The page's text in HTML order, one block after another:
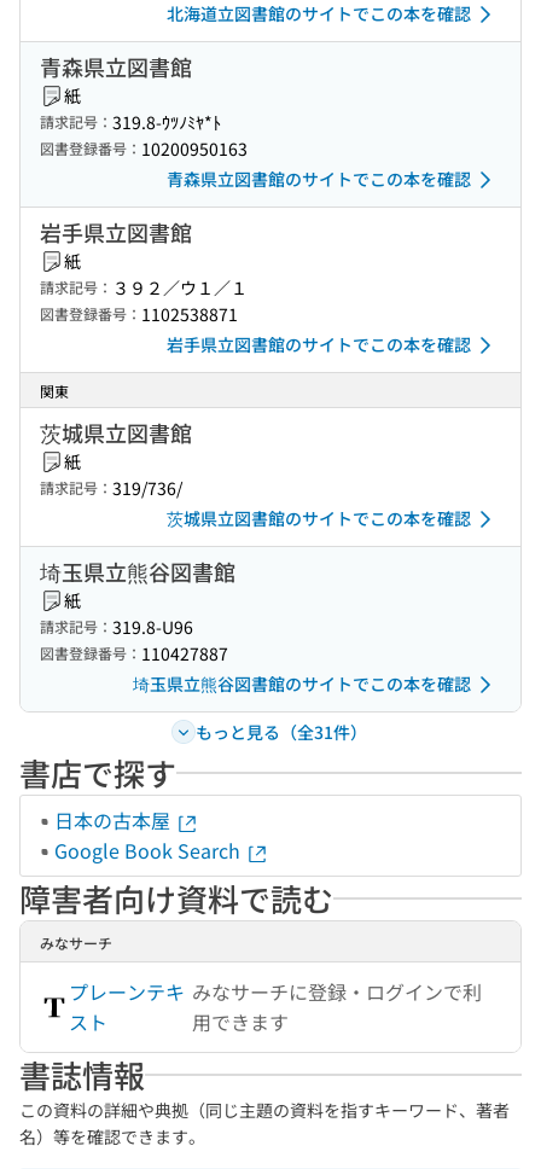
北海道立図書館のサイトでこの本を確認
青森県立図書館
紙
請求記号： 319.8-ｳﾂﾉﾐﾔ*ﾄ
図書登録番号： 10200950163
青森県立図書館のサイトでこの本を確認
岩手県立図書館
紙
請求記号： ３９２／ウ１／１
図書登録番号： 1102538871
岩手県立図書館のサイトでこの本を確認
関東
茨城県立図書館
紙
請求記号： 319/736/
茨城県立図書館のサイトでこの本を確認
埼玉県立熊谷図書館
紙
請求記号： 319.8-U96
図書登録番号： 110427887
埼玉県立熊谷図書館のサイトでこの本を確認
もっと見る（全31件）
書店で探す
日本の古本屋
Google Book Search
障害者向け資料で読む
みなサーチ
プレーンテキ
スト
みなサーチに登録・ログインで利
用できます
書誌情報
この資料の詳細や典拠（同じ主題の資料を指すキーワード、著者
名）等を確認できます。